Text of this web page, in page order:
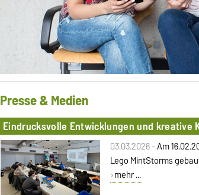
Presse & Medien
Eindrucksvolle Entwicklungen und kreative
03.03.2026 -Am
Lego MintStorms
mehr ...